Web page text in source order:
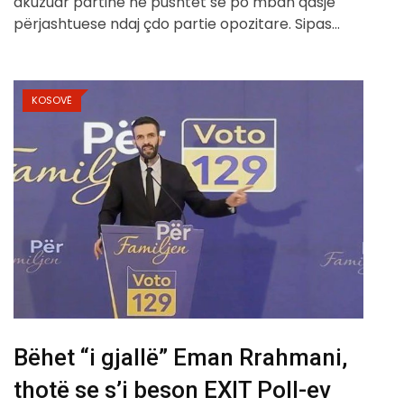
përjashtuese ndaj çdo partie opozitare. Sipas…
KOSOVË
Bëhet “i gjallë” Eman Rrahmani,
thotë se s’i beson EXIT Poll-ev